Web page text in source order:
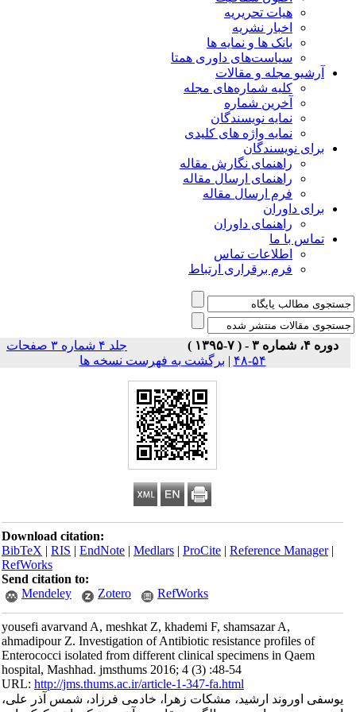
هیات تحریریه
اخبار نشریه
بانک ها و نمایه ها
سیاست‌های داوری همتا
مجله و مقالات
کلیه شماره‌های مجله
آخرین شماره
نمایه نویسندگان
نمایه واژه های کلیدی
نویسندگان
راهنمای نگارش مقاله
راهنمای ارسال مقاله
فرم ارسال مقاله
داوران
راهنمای داوران
با ما
اطلاعات تماس
فرم برقراری ارتباط
جلد ۴ شماره ۳ صفحات
برگشت به فهرست نسخه ها
Download citation:
BibTeX|RIS|EndNote| Medlars| ProCite|Reference
RefWorks
Send citation to:
Mendeley
Zotero RefWorks
yousefi avarvand A, meshkat Z, khademi F, shamsazar A,
ahmadipour Z. Investigation of Antibiotic resistance profiles
Enterococci isolated from different clinical specimens in
hospital, Mashhad. jmsthums 2016; 4 (3) :48-54
URL:http://jms.thums.ac.ir/article-1-347-fa.html
اوروند ارشید، مشکات زهرا، خادمی فرزاد، شمس آذر علی،